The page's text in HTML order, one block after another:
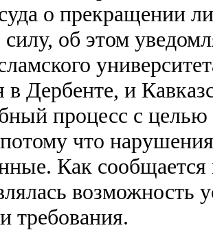
о прекращении
об этом
в Дербенте, и
процесс с целью
что
Как сообщается
возможность
требования.